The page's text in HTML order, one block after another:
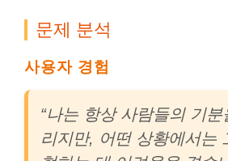
문제 분석
사용자 경험
“나는 항상 사람들의 기
리지만, 어떤 상황에서는